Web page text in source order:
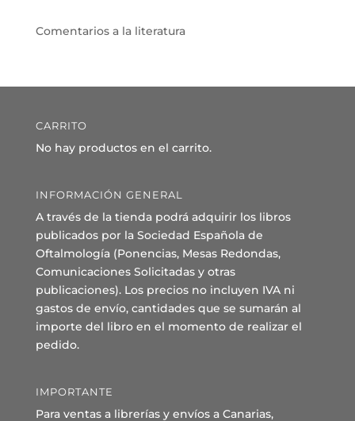
Comentarios a la literatura
CARRITO
No hay productos en el carrito.
INFORMACIÓN GENERAL
A través de la tienda podrá adquirir los libros
publicados por la Sociedad Española de
Oftalmología (Ponencias, Mesas Redondas,
Comunicaciones Solicitadas y otras
publicaciones). Los precios no incluyen IVA ni
gastos de envío, cantidades que se sumarán al
importe del libro en el momento de realizar el
pedido.
IMPORTANTE
Para ventas a librerías y envíos a Canarias,